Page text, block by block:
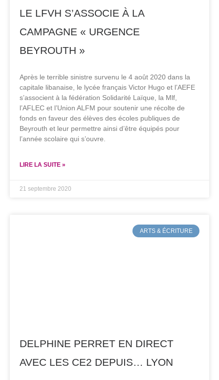
LE LFVH S’ASSOCIE À LA
CAMPAGNE « URGENCE
BEYROUTH »
Après le terrible sinistre survenu le 4 août 2020 dans la
capitale libanaise, le lycée français Victor Hugo et l’AEFE
s’associent à la fédération Solidarité Laïque, la Mlf,
l’AFLEC et l’Union ALFM pour soutenir une récolte de
fonds en faveur des élèves des écoles publiques de
Beyrouth et leur permettre ainsi d’être équipés pour
l’année scolaire qui s’ouvre.
LIRE LA SUITE »
21 septembre 2020
ARTS & ÉCRITURE
DELPHINE PERRET EN DIRECT
AVEC LES CE2 DEPUIS… LYON